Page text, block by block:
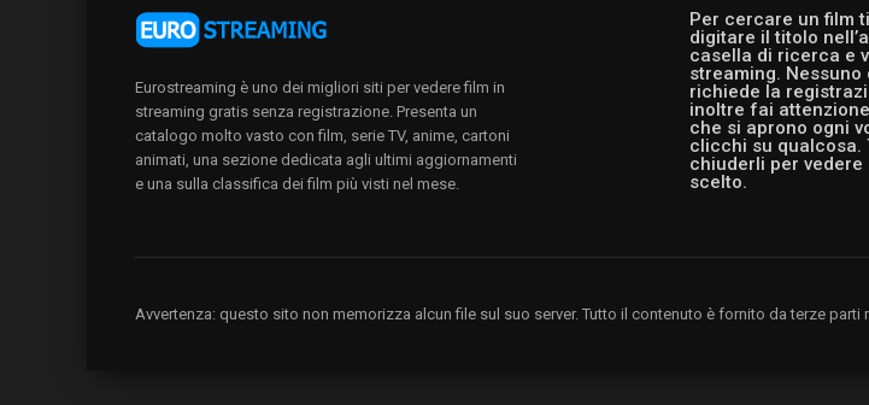
Per cercare un film
digitare il titolo
casella di ricerca e
streaming. Nessuno
richiede la
inoltre fai
che si aprono ogni
clicchi su qualcosa.
chiuderli per vedere
scelto.
Eurostreaming è uno dei migliori siti per vedere film in
streaming gratis senza registrazione. Presenta un
catalogo molto vasto con film, serie TV, anime, cartoni
animati, una sezione dedicata agli ultimi aggiornamenti
e una sulla classifica dei film più visti nel mese.
Avvertenza: questo sito non memorizza alcun file sul suo server. Tutto il contenuto è fornito da terze